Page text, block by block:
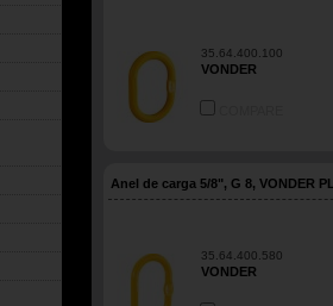
35.64.400.100
VONDER
Anel de carga 5/8", G 8, VONDER
35.64.400.580
VONDER